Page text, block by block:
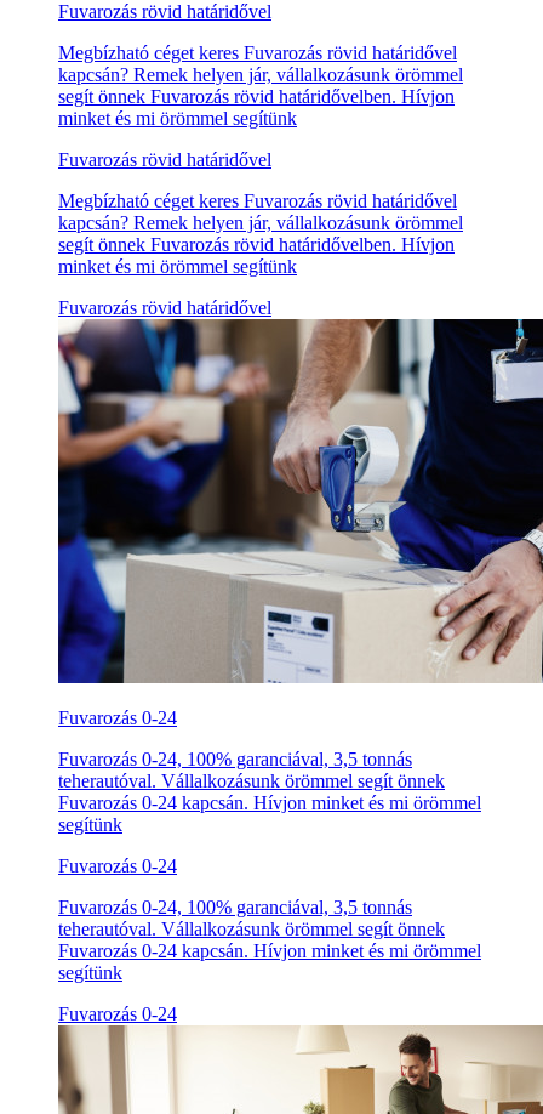
Fuvarozás rövid határidővel
Megbízható céget keres Fuvarozás rövid határidővel
kapcsán? Remek helyen jár, vállalkozásunk örömmel
segít önnek Fuvarozás rövid határidővelben. Hívjon
minket és mi örömmel segítünk
Fuvarozás rövid határidővel
Megbízható céget keres Fuvarozás rövid határidővel
kapcsán? Remek helyen jár, vállalkozásunk örömmel
segít önnek Fuvarozás rövid határidővelben. Hívjon
minket és mi örömmel segítünk
Fuvarozás rövid határidővel
Fuvarozás 0-24
Fuvarozás 0-24, 100% garanciával, 3,5 tonnás
teherautóval. Vállalkozásunk örömmel segít önnek
Fuvarozás 0-24 kapcsán. Hívjon minket és mi örömmel
segítünk
Fuvarozás 0-24
Fuvarozás 0-24, 100% garanciával, 3,5 tonnás
teherautóval. Vállalkozásunk örömmel segít önnek
Fuvarozás 0-24 kapcsán. Hívjon minket és mi örömmel
segítünk
Fuvarozás 0-24